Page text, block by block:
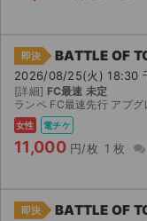
即決 BATTLE OF
2026/08/25(火) 18:30
[詳細] FC最速 未定
ランペ FC最速先行 アプグレなし 名
女性 電チケ
11,000 円/枚 1 枚
即決 BATTLE OF